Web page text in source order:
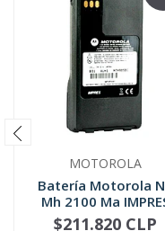
MOTOROLA
Batería Motorola
Mh 2100 Ma
NTN9858
$211.820 CLP